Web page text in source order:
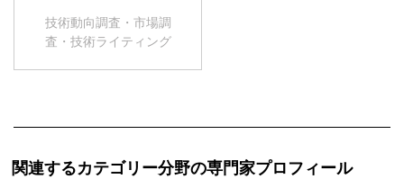
技術動向調査・市場調
査・技術ライティング
関連するカテゴリー分野の専門家プロフィール